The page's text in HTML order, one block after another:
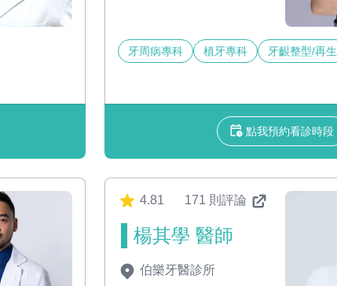
牙周病專科 植牙專科 牙齦整型/再生
點我預約看診時段
4.81 171 則評論
楊其學 醫師
伯樂牙醫診所